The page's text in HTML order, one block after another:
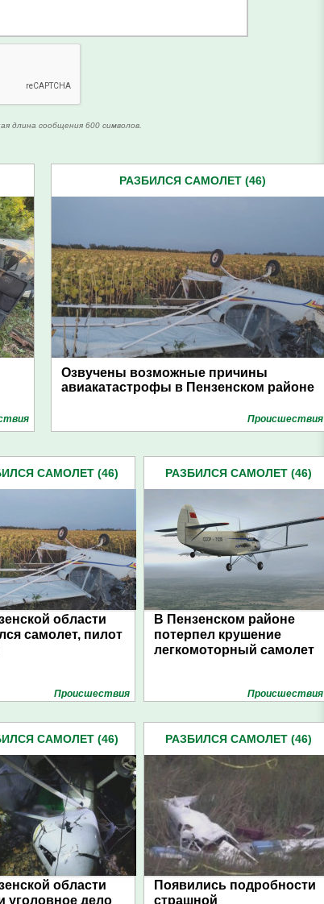
длина сообщения 600 символов.
РАЗБИЛСЯ САМОЛЕТ (46)
Озвучены возможные причины
авиакатастрофы в Пензенском районе
Проиcшествия
САМОЛЕТ (46)
области
самолет, пилот
Проиcшествия
РАЗБИЛСЯ САМОЛЕТ (46)
В Пензенском районе
потерпел крушение
легкомоторный самолет
Проиcшествия
САМОЛЕТ (46)
области
уголовное дело
РАЗБИЛСЯ САМОЛЕТ (46)
Появились подробности
страшной